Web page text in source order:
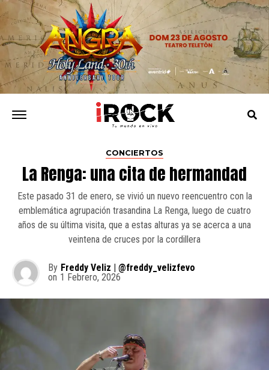
CONCIERTOS
La Renga: una cita de hermandad
Este pasado 31 de enero, se vivió un nuevo reencuentro con la
emblemática agrupación trasandina La Renga, luego de cuatro
años de su última visita, que a estas alturas ya se acerca a una
veintena de cruces por la cordillera
By Freddy Veliz | @freddy_velizfevo
on 1 Febrero, 2026